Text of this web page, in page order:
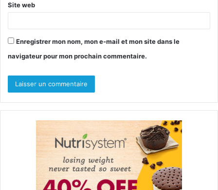
Site web
Enregistrer mon nom, mon e-mail et mon site dans le
navigateur pour mon prochain commentaire.